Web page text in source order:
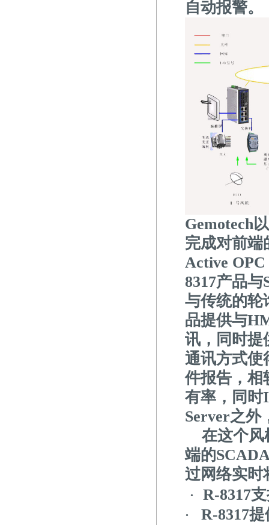
自动报警。
Gemotech
完成对前端
Active
8317产品
与传统的轮
品提供与
讯，同时提
通讯方式使
件报告，相
有率，同时
Server之外
在这个风
端的
过网络实时
· R-8317
· R-8317提